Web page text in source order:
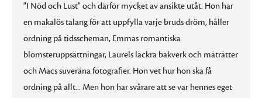
"I Nöd och Lust" och därför mycket av ansikte utåt. Hon har
en makalös talang för att uppfylla varje bruds dröm, håller
ordning på tidsscheman, Emmas romantiska
blomsteruppsättningar, Laurels läckra bakverk och mäträtter
och Macs suveräna fotografier. Hon vet hur hon ska få
ordning på allt... Men hon har svårare att se var hennes eget